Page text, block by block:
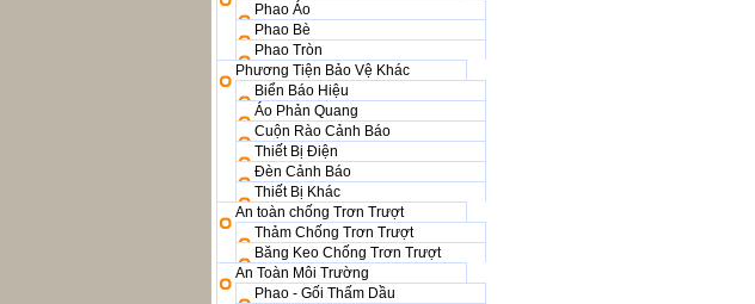
Phao Áo
Phao Bè
Phao Tròn
Phương Tiện Bảo Vệ Khác
Biển Báo Hiệu
Áo Phản Quang
Cuộn Rào Cảnh Báo
Thiết Bị Điện
Đèn Cảnh Báo
Thiết Bị Khác
An toàn chống Trơn Trượt
Thảm Chống Trơn Trượt
Băng Keo Chống Trơn Trượt
An Toàn Môi Trường
Phao - Gối Thấm Dầu